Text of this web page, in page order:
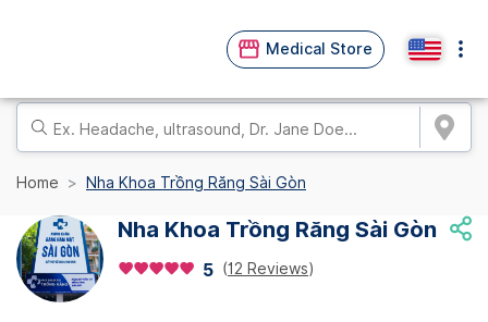
Medical Store
Home Nha Khoa Trồng Răng Sài Gòn
Nha Khoa Trồng Răng Sài Gòn
5 (12 Reviews)